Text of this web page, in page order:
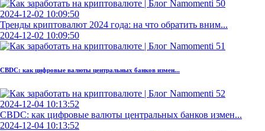
2024-12-02 10:09:50
Тренды криптовалют 2024 года: на что обратить вним...
2024-12-02 10:09:50
CBDC: как цифровые валюты центральных банков измен...
2024-12-04 10:13:52
CBDC: как цифровые валюты центральных банков измен...
2024-12-04 10:13:52